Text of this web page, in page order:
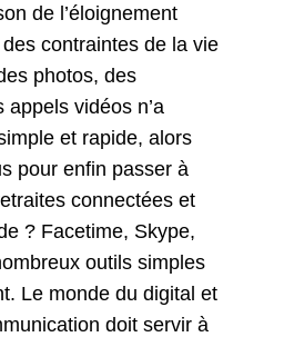
de l’éloignement
contraintes de la vie
photos, des
vidéos n’a
et rapide, alors
pour enfin passer à
connectées et
? Facetime, Skype,
outils simples
Le monde du digital et
doit servir à